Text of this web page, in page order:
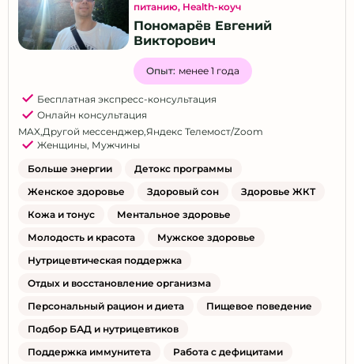
питанию, Health-коуч
Пономарёв Евгений
Викторович
Опыт: менее 1 года
Бесплатная экспресс-консультация
Онлайн консультация
MAX,Другой мессенджер,Яндекс Телемост/Zoom
Женщины, Мужчины
Больше энергии
Детокс программы
Женское здоровье
Здоровый сон
Здоровье ЖКТ
Кожа и тонус
Ментальное здоровье
Молодость и красота
Мужское здоровье
Нутрицевтическая поддержка
Отдых и восстановление организма
Персональный рацион и диета
Пищевое поведение
Подбор БАД и нутрицевтиков
Поддержка иммунитета
Работа с дефицитами